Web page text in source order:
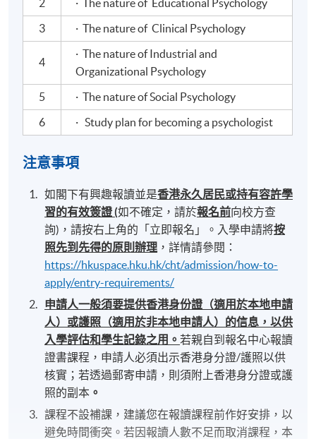
3
· The nature of Clinical Psychology
4
· The nature of Industrial and
Organizational Psychology
5
· The nature of Social Psychology
6
· Study plan for becoming a psychologist
注意事項
如閣下有興趣報讀並是香港永久居民或持有容許學
習的有效簽證(如不確定，請於報名前向校方查
詢)，請按右上角的「立即報名」。入學申請將按
照先到先得的原則辦理 ，詳情請參閱：
https://hkuspace.hku.hk/cht/admission/how-to-
apply/entry-requirements/
申請人一般須要提供香港身份證（適用於本地申請
人）或護照（適用於非本地申請人）的信息，以供
入學評估和學生記錄之用。若親自到報名中心報讀
證書課程，申請人必須出示香港身分證/護照以供
核實；若透過郵寄申請，則須附上香港身分證或護
照的副本 。
課程不設補課，建議您在報讀課程前作好安排，以
避免時間衝突。若因報讀人數不足而取消課程，本